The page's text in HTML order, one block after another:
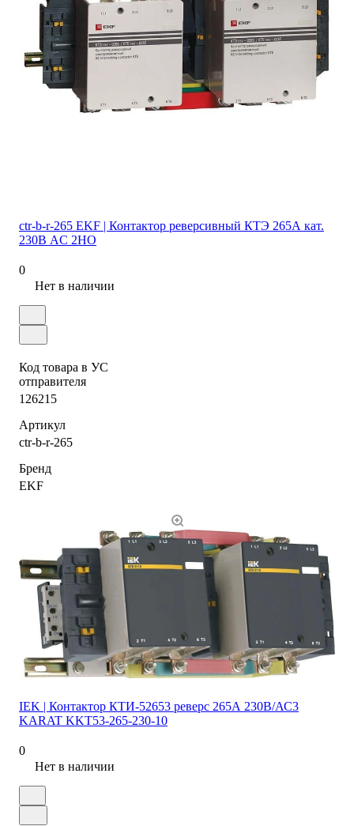
ctr-b-r-265 EKF | Контактор реверсивный КТЭ 265А кат.
230В AC 2НО
0
Нет в наличии
Код товара в УС
отправителя
126215
Артикул
ctr-b-r-265
Бренд
EKF
IEK | Контактор КТИ-52653 реверс 265А 230В/АС3
KARAT KKT53-265-230-10
0
Нет в наличии